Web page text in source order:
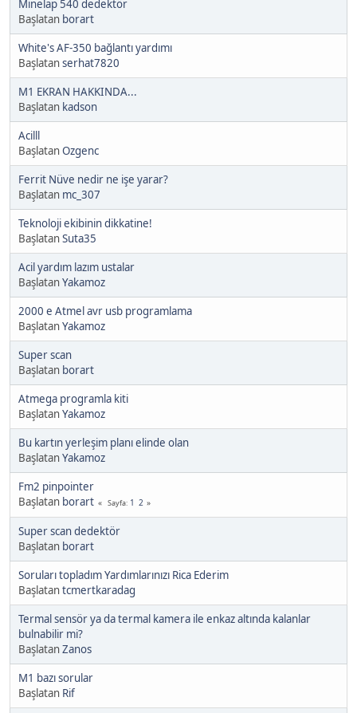
Minelap 540 dedektör
Başlatan borart
White's AF-350 bağlantı yardımı
Başlatanserhat7820
M1 EKRAN HAKKINDA...
Başlatan kadson
Acilll
BaşlatanOzgenc
Ferrit Nüve nedir ne işe yarar?
Başlatan mc_307
Teknoloji ekibinin dikkatine!
BaşlatanSuta35
Acil yardım lazım ustalar
BaşlatanYakamoz
2000 e Atmel avr usb programlama
BaşlatanYakamoz
Super scan
Başlatan borart
Atmega programla kiti
BaşlatanYakamoz
Bu kartın yerleşim planı elinde olan
BaşlatanYakamoz
Fm2 pinpointer
Başlatan borart Sayfa 1 2
Super scan dedektör
Başlatan borart
Soruları topladım Yardımlarınızı Rica Ederim
Başlatantcmertkaradag
Termal sensör ya da termal kamera ile enkaz altında kalanlar
bulnabilir mi?
BaşlatanZanos
M1 bazı sorular
Başlatan Rif